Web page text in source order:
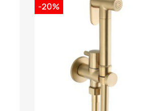
-20%